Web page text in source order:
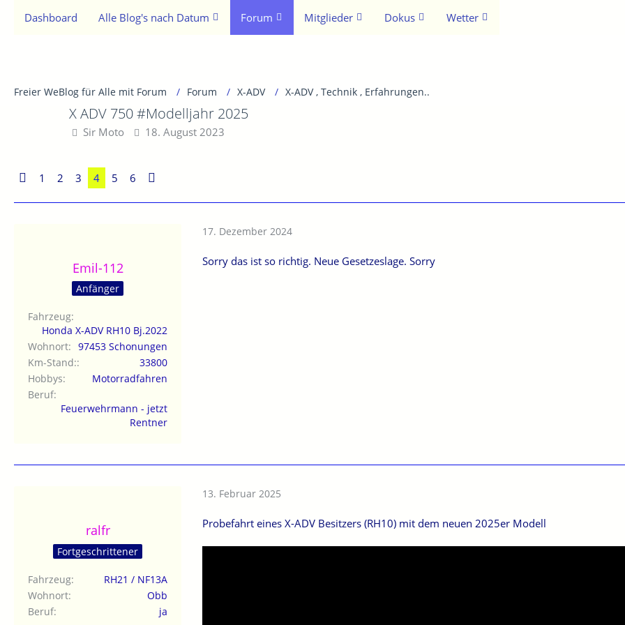
Dashboard Alle Blog's nach Datum Forum Mitglieder Dokus Wetter
Freier WeBlog für Alle mit Forum Forum X-ADV X-ADV , Technik , Erfahrungen..
X ADV 750 #Modelljahr 2025
Sir Moto 18. August 2023
1 2 3 4 5 6
Emil-112
Anfänger
Fahrzeug
Honda X-ADV RH10 Bj.2022
Wohnort
97453 Schonungen
Km-Stand:
33800
Hobbys
Motorradfahren
Beruf
Feuerwehrmann - jetzt
Rentner
17. Dezember 2024
Sorry das ist so richtig. Neue Gesetzeslage. Sorry
ralfr
Fortgeschrittener
Fahrzeug
RH21 / NF13A
Wohnort
Obb
Beruf
ja
13. Februar 2025
Probefahrt eines X-ADV Besitzers (RH10) mit dem neuen 2025er Modell